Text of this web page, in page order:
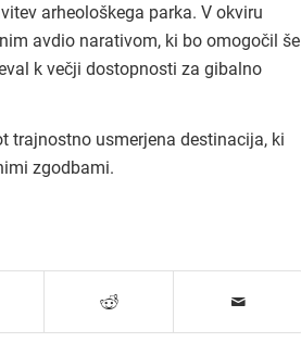
arheološkega parka. V okviru
avdio narativom, ki bo omogočil še
k večji dostopnosti za gibalno
trajnostno usmerjena destinacija, ki
zgodbami.